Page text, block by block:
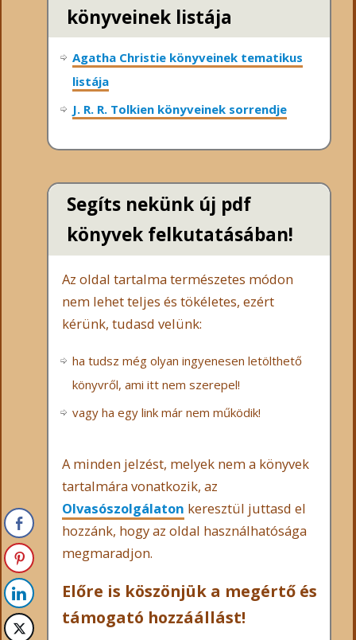
könyveinek listája
Agatha Christie könyveinek tematikus
listája
J. R. R. Tolkien könyveinek sorrendje
Segíts nekünk új pdf
könyvek felkutatásában!
Az oldal tartalma természetes módon
nem lehet teljes és tökéletes, ezért
kérünk, tudasd velünk:
ha tudsz még olyan ingyenesen letölthető
könyvről, ami itt nem szerepel!
vagy ha egy link már nem működik!
A minden jelzést, melyek nem a könyvek
tartalmára vonatkozik, az
Olvasószolgálaton keresztül juttasd el
hozzánk, hogy az oldal használhatósága
megmaradjon.
Előre is köszönjük a megértő és
támogató hozzáállást!